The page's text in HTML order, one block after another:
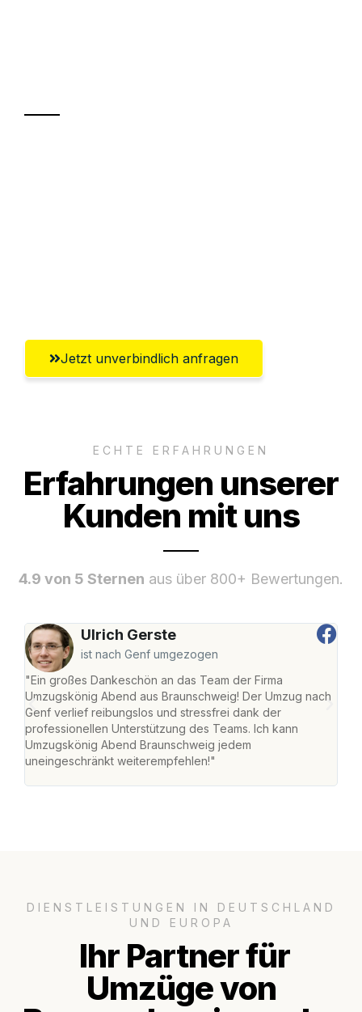
Jetzt unverbindlich anfragen
ECHTE ERFAHRUNGEN
Erfahrungen unserer
Kunden mit uns
4.9 von 5 Sternen aus über 800+ Bewertungen.
Ulrich Gerste
ist nach Genf umgezogen
"Ein großes Dankeschön an das Team der Firma
Umzugskönig Abend aus Braunschweig! Der Umzug nach
Genf verlief reibungslos und stressfrei dank der
professionellen Unterstützung des Teams. Ich kann
Umzugskönig Abend Braunschweig jedem
uneingeschränkt weiterempfehlen!"
DIENSTLEISTUNGEN IN DEUTSCHLAND
UND EUROPA
Ihr Partner für
Umzüge von